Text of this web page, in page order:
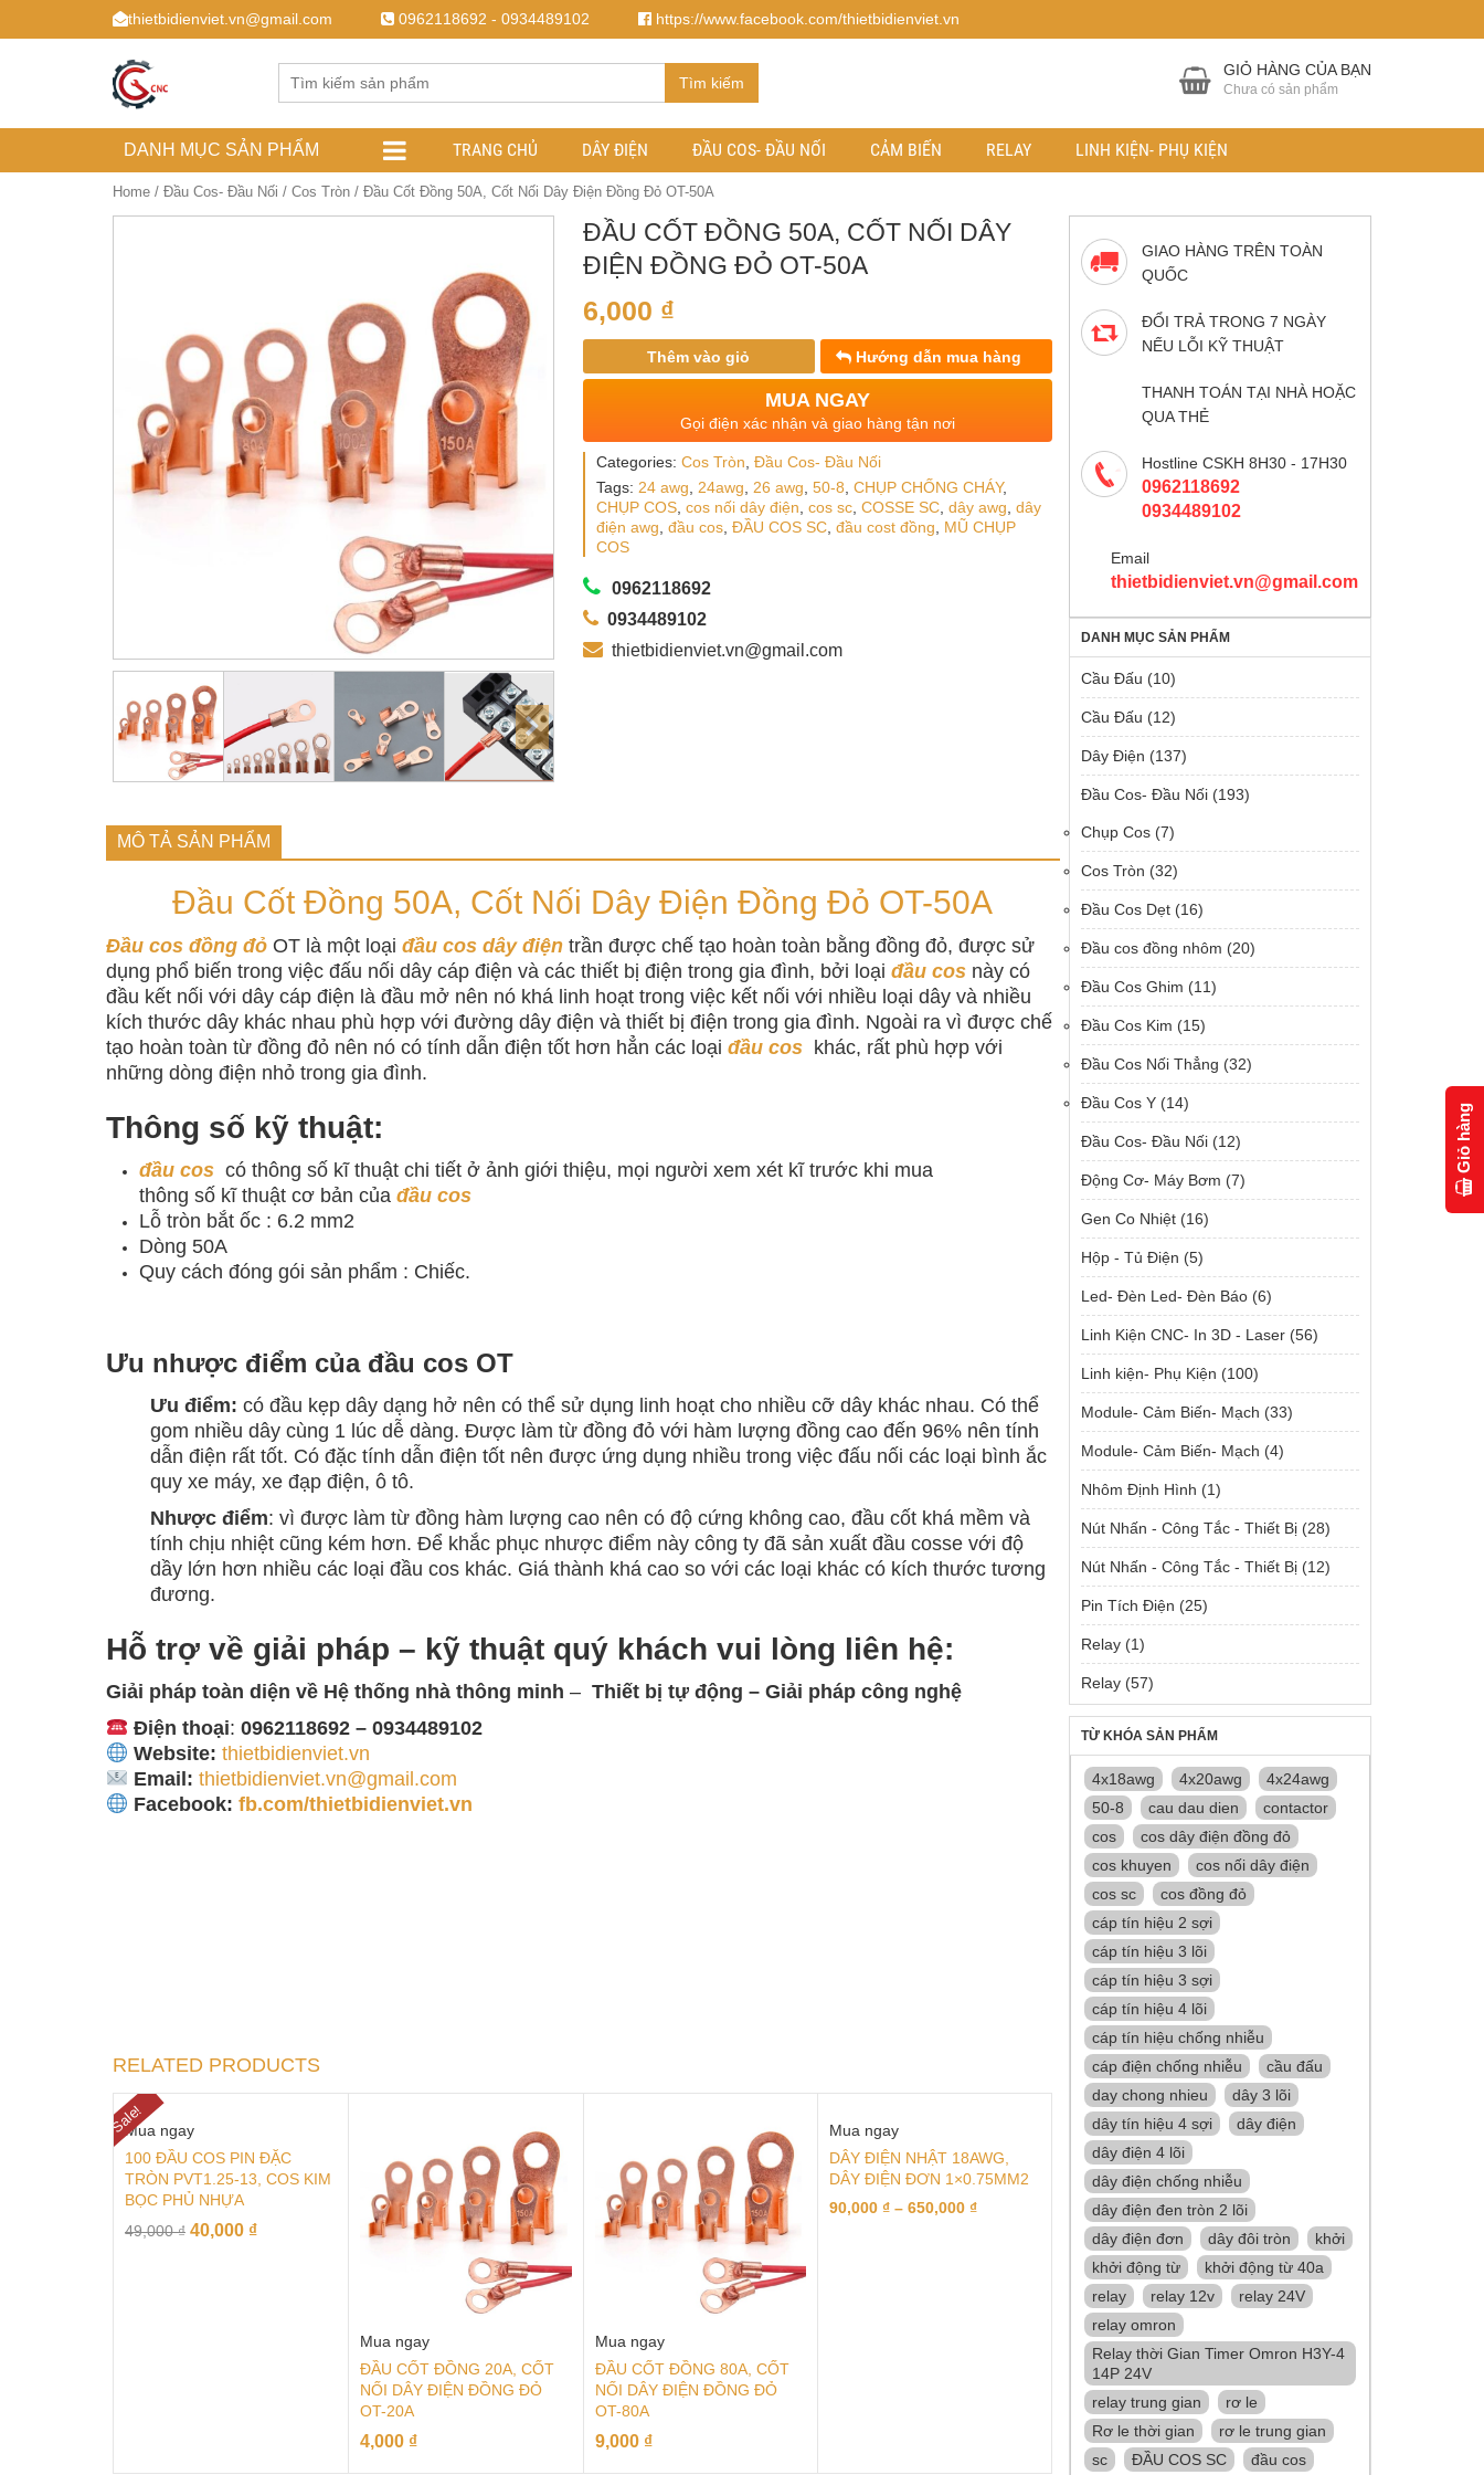
thietbidienviet.vn@gmail.com 0962118692 - 0934489102 https://www.facebook.com/thietbidienviet.vn
Tìm kiếm
GIỎ HÀNG CỦA BẠN
Chưa có sản phẩm
DANH MỤC SẢN PHẨM TRANG CHỦ DÂY ĐIỆN ĐẦU COS- ĐẦU NỐI CẢM BIẾN RELAY LINH KIỆN- PHỤ KIỆN
Home / Đầu Cos- Đầu Nối / Cos Tròn / Đầu Cốt Đồng 50A, Cốt Nối Dây Điện Đồng Đỏ OT-50A
ĐẦU CỐT ĐỒNG 50A, CỐT NỐI DÂY
ĐIỆN ĐỒNG ĐỎ OT-50A
6,000 ₫
Thêm vào giỏ Hướng dẫn mua hàng
MUA NGAY
Gọi điện xác nhận và giao hàng tận nơi
Categories: Cos Tròn Đầu Cos- Đầu Nối
Tags: 24 awg 24awg 26 awg 50-8 CHỤP CHỐNG CHÁY,
CHỤP COS, cos nối dây điện cos sc, COSSE SC, dây awg dây
điện awg đầu cos, ĐẦU COS SC, đầu cost đồng
MŨ CHỤP
COS
0962118692
0934489102
thietbidienviet.vn@gmail.com
MÔ TẢ SẢN PHẨM
Đầu Cốt Đồng 50A, Cốt Nối Dây Điện Đồng Đỏ OT-50A
Đầu cos đồng đỏOT là một loại đầu cos dây điệntrần được chế tạo hoàn toàn bằng đồng đỏ, được sử
dụng phổ biến trong việc đấu nối dây cáp điện và các thiết bị điện trong gia đình, bởi loại đầu cosnày có
đầu kết nối với dây cáp điện là đầu mở nên nó khá linh hoạt trong việc kết nối với nhiều loại dây và nhiều
kích thước dây khác nhau phù hợp với đường dây điện và thiết bị điện trong gia đình. Ngoài ra vì được chế
tạo hoàn toàn từ đồng đỏ nên nó có tính dẫn điện tốt hơn hẳn các loại đầu coskhác, rất phù hợp với
những dòng điện nhỏ trong gia đình.
Thông số kỹ thuật:
đầu cos có thông số kĩ thuật chi tiết ở ảnh giới thiệu, mọi người xem xét kĩ trước khi mua
thông số kĩ thuật cơ bản của đầu cos
Lỗ tròn bắt ốc : 6.2 mm2
Dòng 50A
Quy cách đóng gói sản phẩm : Chiếc.
Ưu nhược điểm của đầu cos OT
Ưu điểm: có đầu kẹp dây dạng hở nên có thể sử dụng linh hoạt cho nhiều cỡ dây khác nhau. Có thể
gom nhiều dây cùng 1 lúc dễ dàng. Được làm từ đồng đỏ với hàm lượng đồng cao đến 96% nên tính
dẫn điện rất tốt. Có đặc tính dẫn điện tốt nên được ứng dụng nhiều trong việc đấu nối các loại bình ắc
quy xe máy, xe đạp điện, ô tô.
Nhược điểm: vì được làm từ đồng hàm lượng cao nên có độ cứng không cao, đầu cốt khá mềm và
tính chịu nhiệt cũng kém hơn. Để khắc phục nhược điểm này công ty đã sản xuất đầu cosse với độ
dầy lớn hơn nhiều các loại đầu cos khác. Giá thành khá cao so với các loại khác có kích thước tương
đương.
Hỗ trợ về giải pháp – kỹ thuật quý khách vui lòng liên hệ:
Giải pháp toàn diện về Hệ thống nhà thông minh – Thiết bị tự động – Giải pháp công nghệ
Điện thoại: 0962118692 – 0934489102
Website: thietbidienviet.vn
Email: thietbidienviet.vn@gmail.com
Facebook: fb.com/thietbidienviet.vn
RELATED PRODUCTS
Sale!
Mua ngay
100 ĐẦU COS PIN ĐẶC
TRÒN PVT1.25-13, COS KIM
BỌC PHỦ NHỰA
49,000₫ 40,000 ₫
Mua ngay
ĐẦU CỐT ĐỒNG 20A, CỐT
NỐI DÂY ĐIỆN ĐỒNG ĐỎ
OT-20A
4,000 ₫
Mua ngay
ĐẦU CỐT ĐỒNG 80A, CỐT
NỐI DÂY ĐIỆN ĐỒNG ĐỎ
OT-80A
9,000 ₫
Mua ngay
DÂY ĐIỆN NHẬT 18AWG,
DÂY ĐIỆN ĐƠN 1×0.75MM2
90,000 ₫ –650,000 ₫
GIAO HÀNG TRÊN TOÀN
QUỐC
ĐỔI TRẢ TRONG 7 NGÀY
NẾU LỖI KỸ THUẬT
THANH TOÁN TẠI NHÀ HOẶC
QUA THẺ
Hostline CSKH 8H30 - 17H30
0962118692
0934489102
Email
thietbidienviet.vn@gmail.com
DANH MỤC SẢN PHẨM
Cầu Đấu (10)
Cầu Đấu (12)
Dây Điện (137)
Đầu Cos- Đầu Nối (193)
Chụp Cos (7)
Cos Tròn (32)
Đầu Cos Dẹt (16)
Đầu cos đồng nhôm (20)
Đầu Cos Ghim (11)
Đầu Cos Kim (15)
Đầu Cos Nối Thẳng (32)
Đầu Cos Y (14)
Đầu Cos- Đầu Nối (12)
Động Cơ- Máy Bơm (7)
Gen Co Nhiệt (16)
Hộp - Tủ Điện (5)
Led- Đèn Led- Đèn Báo (6)
Linh Kiện CNC- In 3D - Laser (56)
Linh kiện- Phụ Kiện (100)
Module- Cảm Biến- Mạch (33)
Module- Cảm Biến- Mạch (4)
Nhôm Định Hình (1)
Nút Nhấn - Công Tắc - Thiết Bị (28)
Nút Nhấn - Công Tắc - Thiết Bị (12)
Pin Tích Điện (25)
Relay (1)
Relay (57)
TỪ KHÓA SẢN PHẨM
4x18awg 4x20awg
4x24awg
50-8
cau dau dien
contactor
cos
cos dây điện đồng đỏ
cos khuyen
cos nối dây điện
cos sc
cos đồng đỏ
cáp tín hiệu 2 sợi
cáp tín hiệu 3 lõi
cáp tín hiệu 3 sợi
cáp tín hiệu 4 lõi
cáp tín hiệu chống nhiễu
cáp điện chống nhiễu
cầu đấu
day chong nhieu
dây 3 lõi
dây tín hiệu 4 sợi
dây điện
dây điện 4 lõi
dây điện chống nhiễu
dây điện đen tròn 2 lõi
dây điện đơn
dây đôi tròn
khởi
khởi động từ
khởi động từ 40a
relay
relay 12v
relay 24V
relay omron
Relay thời Gian Timer Omron H3Y-4
14P 24V
relay trung gian
rơ le
Rơ le thời gian
rơ le trung gian
sc
ĐẦU COS SC
đầu cos
Giỏ hàng